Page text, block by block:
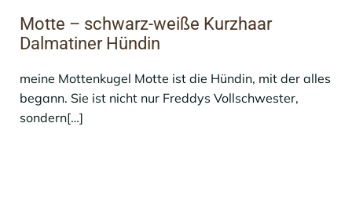
Motte – schwarz-weiße Kurzhaar
Dalmatiner Hündin
meine Mottenkugel Motte ist die Hündin, mit der alles
begann. Sie ist nicht nur Freddys Vollschwester,
sondern[…]